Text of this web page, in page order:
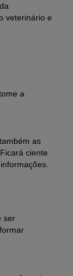
veterinário e
a
as
Ficará ciente
ser